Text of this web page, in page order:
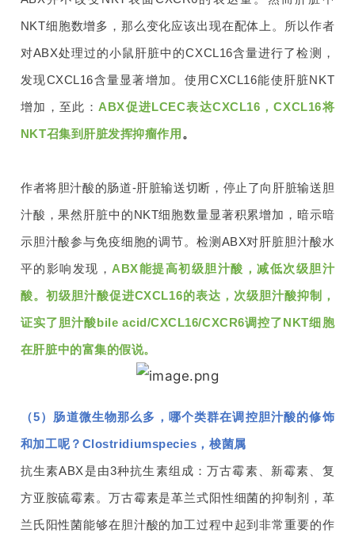
NKT细胞数增多，那么变化应该出现在配体上。所以作者
对ABX处理过的小鼠肝脏中的CXCL16含量进行了检测，
发现CXCL16含量显著增加。使用CXCL16能使肝脏NKT
增加，至此： ABX促进LCEC表达CXCL16，CXCL16将
NKT召集到肝脏发挥抑瘤作用 。
作者将胆汁酸的肠道-肝脏输送切断，停止了向肝脏输送胆
汁酸，果然肝脏中的NKT细胞数量显著积累增加，暗示暗
示胆汁酸参与免疫细胞的调节。检测ABX对肝脏胆汁酸水
平的影响发现， ABX能提高初级胆汁酸，减低次级胆汁
酸。初级胆汁酸促进CXCL16的表达，次级胆汁酸抑制，
证实了胆汁酸bile acid/CXCL16/CXCR6调控了NKT细胞
在肝脏中的富集的假说。
（5）肠道微生物那么多，哪个类群在调控胆汁酸的修饰
和加工呢？Clostridiumspecies，梭菌属
抗生素ABX是由3种抗生素组成：万古霉素、新霉素、复
方亚胺硫霉素。万古霉素是革兰式阳性细菌的抑制剂，革
兰氏阳性菌能够在胆汁酸的加工过程中起到非常重要的作